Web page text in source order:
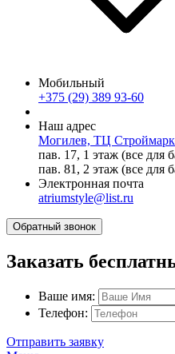
Мобильный
+375 (29) 389 93-60
Наш адрес
Могилев, ТЦ
пав. 17, 1 этаж (все для
пав. 81, 2 этаж (все для
Электронная почта
atriumstyle@list.ru
Обратный звонок
Заказать
Ваше имя:
Телефон:
Отправить заявку